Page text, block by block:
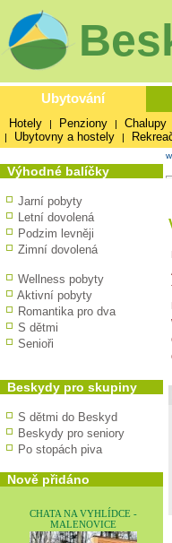
Ubytování
Hotely | Penziony | Chalupy
| Ubytovny a hostely |
Výhodné balíčky
Jarní pobyty
Letní dovolená
Podzim levněji
Zimní dovolená
Wellness pobyty
Aktivní pobyty
Romantika pro dva
S dětmi
Senioři
Beskydy pro skupiny
S dětmi do Beskyd
Beskydy pro seniory
Po stopách piva
Nově přidáno
CHATA NA VYHLÍDCE -
MALENOVICE